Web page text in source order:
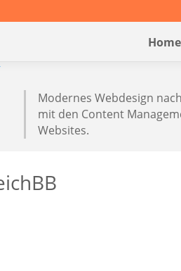
Home
Modernes Webdesign
mit den Content
Websites.